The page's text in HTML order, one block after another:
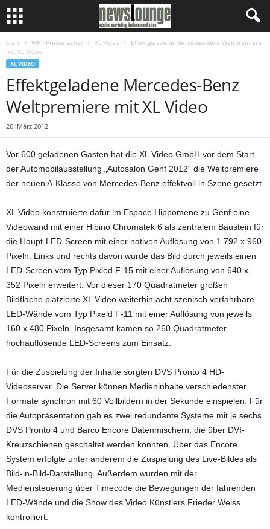
Start WP - Pressefächer XL Video
Effektgeladene Mercedes-Benz Weltpremiere
mit XL Video
XL VIDEO
Effektgeladene Mercedes-Benz
Weltpremiere mit XL Video
26. März 2012
Vor 600 geladenen Gästen hat die XL Video GmbH vor dem Start
der Automobilausstellung „Autosalon Genf 2012“ die Weltpremiere
der neuen A-Klasse von Mercedes-Benz effektvoll in Szene gesetzt.
XL Video konstruierte dafür im Espace Hippomene zu Genf eine
Videowand mit einer Hibino Chromatek 6 als zentralem Baustein für
die Haupt-LED-Screen mit einer nativen Auflösung von 1.792 x 960
Pixeln. Links und rechts davon wurde das Bild durch jeweils einen
LED-Screen vom Typ Pixled F-15 mit einer Auflösung von 640 x
352 Pixeln erweitert. Vor dieser 170 Quadratmeter großen
Bildfläche platzierte XL Video weiterhin acht szenisch verfahrbare
LED-Wände vom Typ Pixeld F-11 mit einer Auflösung von jeweils
160 x 480 Pixeln. Insgesamt kamen so 260 Quadratmeter
hochauflösende LED-Screens zum Einsatz.
Für die Zuspielung der Inhalte sorgten DVS Pronto 4 HD-
Videoserver. Die Server können Medieninhalte verschiedenster
Formate synchron mit 60 Vollbildern in der Sekunde einspielen. Für
die Autopräsentation gab es zwei redundante Systeme mit je sechs
DVS Pronto 4 und Barco Encore Datenmischern, die über DVI-
Kreuzschienen geschaltet werden konnten. Über das Encore
System erfolgte unter anderem die Zuspielung des Live-Bildes als
Bild-in-Bild-Darstellung. Außerdem wurden mit der
Mediensteuerung über Timecode die Bewegungen der fahrenden
LED-Wände und die Show des Video Künstlers Frieder Weiss
kontrolliert.